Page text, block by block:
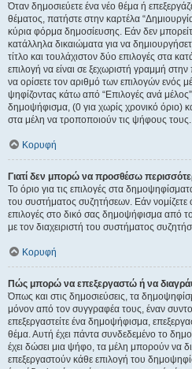
Όταν δημοσιεύετε ένα νέο θέμα ή
θέματος, πατήστε στην καρτέλα
κύρια φόρμα δημοσίευσης. Εάν δεν
κατάλληλα δικαιώματα για να
τίτλο και τουλάχιστον δύο επιλογές στα
επιλογή να είναι σε ξεχωριστή γραμμή
να ορίσετε τον αριθμό των επιλογών ενός
ψηφίζοντας κάτω από “Επιλογές ανά
δημοψήφισμα, (0 για χωρίς χρονικό όριο)
στα μέλη να τροποποιούν τις ψήφους τους.
Κορυφή
Γιατί δεν μπορώ να προσθέσω
Το όριο για τις επιλογές στα
του συστήματος συζητήσεων. Εάν νομίζετε
επιλογές στο δικό σας δημοψήφισμα από το
με τον διαχειριστή του συστήματος
Κορυφή
Πώς μπορώ να επεξεργαστώ ή να
Όπως και στις δημοσιεύσεις, τα
μόνον από τον συγγραφέα τους, έναν
επεξεργαστείτε ένα δημοψήφισμα,
θέμα. Αυτή έχει πάντα συνδεδεμένο το
έχει δώσει μια ψήφο, τα μέλη μπορούν να
επεξεργαστούν κάθε επιλογή του